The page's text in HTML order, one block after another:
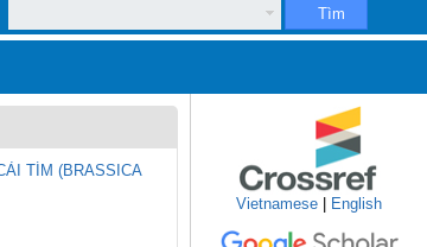
Tìm
TÍM (BRASSICA
Vietnamese English